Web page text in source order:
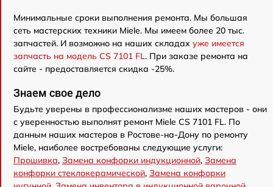
Минимальные сроки выполнения ремонта. Мы большая
сеть мастерских техники Miele. Мы имеем более 20 тыс.
запчастей. И возможно на наших складах уже имеется
запчасть на модель CS 7101 FL. При заказе ремонта на
сайте - предоставляется скидка -25%.
Знаем свое дело
Будьте уверены в профессионализме наших мастеров - они
с уверенностью выполнят ремонт Miele CS 7101 FL. По
данным наших мастеров в Ростове-на-Дону по ремонту
Miele, наиболее востребованы следующие услуги:
Прошивка, Замена конфорки индукционной, Замена
конфорки стеклокерамической, Замена конфорки